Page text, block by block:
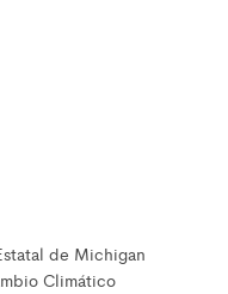
de Michigan
Climático